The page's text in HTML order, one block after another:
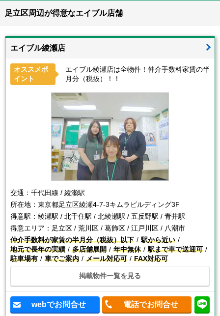
足立区周辺が得意なエイブル店舗
エイブル綾瀬店
オススメポ
イント
エイブル綾瀬店は全物件！仲介手数料家賃の半
月分（税抜）！！
交通： 千代田線 / 綾瀬駅
所在地： 東京都足立区綾瀬4-7-3キムラビルディング3F
得意駅： 綾瀬駅 / 北千住駅 / 北綾瀬駅 / 五反野駅 / 青井駅
得意エリア： 足立区 / 荒川区 / 葛飾区 / 江戸川区 / 八潮市
仲介手数料が家賃の半月分（税抜）以下
駅から近い
地元で長年の実績
多店舗展開 年中無休
駅まで車で送迎可
駐車場有
車でご案内 メール対応可 FAX対応可
掲載物件一覧を見る
webでお問合せ 電話でお問合せ